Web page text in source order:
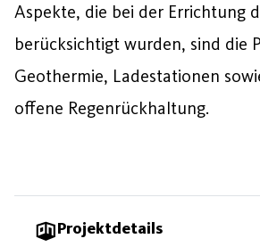
Aspekte, die bei der Errichtung
berücksichtigt wurden, sind die
Geothermie, Ladestationen
offene Regenrückhaltung.
Projektdetails